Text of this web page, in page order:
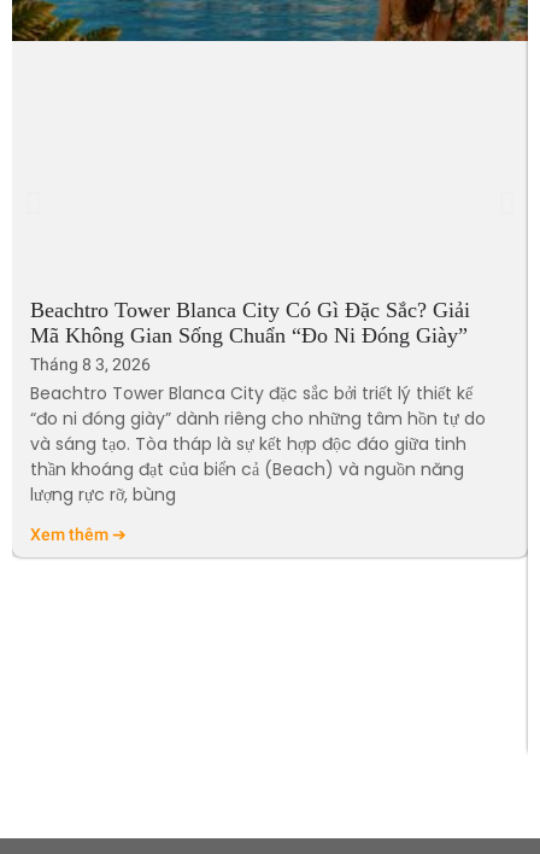
Beachtro Tower Blanca City Có Gì Đặc Sắc? Giải
Mã Không Gian Sống Chuẩn “Đo Ni Đóng Giày”
Tháng 8 3, 2026
Beachtro Tower Blanca City đặc sắc bởi triết lý thiết kế
“đo ni đóng giày” dành riêng cho những tâm hồn tự do
và sáng tạo. Tòa tháp là sự kết hợp độc đáo giữa tinh
thần khoáng đạt của biển cả (Beach) và nguồn năng
lượng rực rỡ, bùng
Xem thêm ➔